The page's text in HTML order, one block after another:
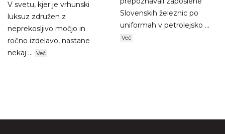
V svetu, kjer je vrhunski
luksuz združen z
neprekosljivo močjo in
ročno izdelavo, nastane
nekaj ... Več
Slovenskih železnic po
uniformah v petrolejsko ...
Več